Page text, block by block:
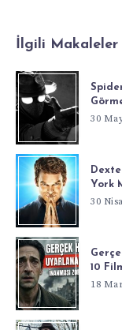
İlgili Makaleler
30
York
30
10
18